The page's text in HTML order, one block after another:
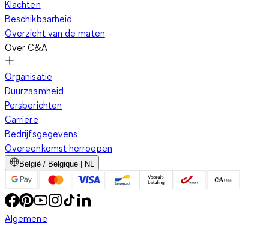
Klachten
Beschikbaarheid
Overzicht van de maten
Over C&A
Organisatie
Duurzaamheid
Persberichten
Carriere
Bedrijfsgegevens
Overeenkomst herroepen
België / Belgique | NL
Algemene